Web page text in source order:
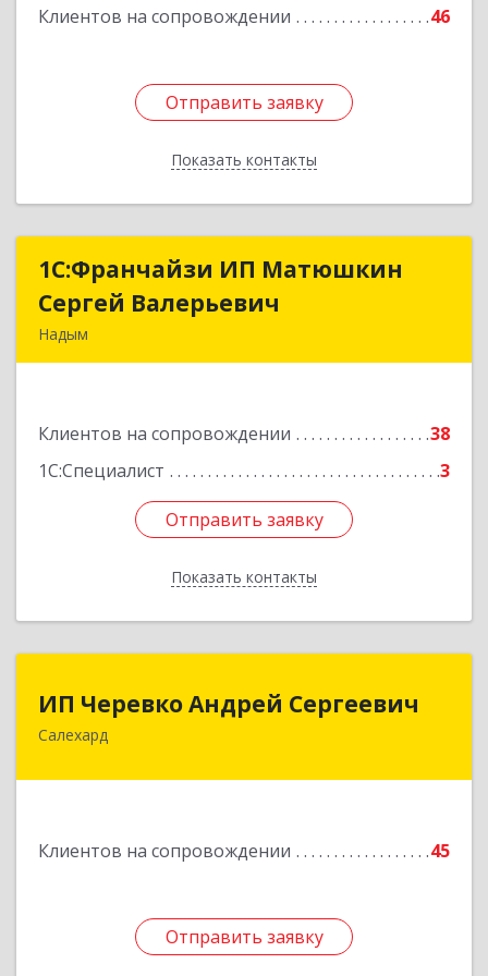
Клиентов на сопровождении 46
Отправить заявку
Показать контакты
Отправить заявку
Назад
1С:Франчайзи ИП Матюшкин
Сергей Валерьевич
Надым
Клиентов на сопровождении
38
1С:Специалист
3
Отправить заявку
Показать контакты
1С:Франчайзи ИП Матюшкин
Сергей Валерьевич
Подробнее
Отправить заявку
Назад
ИП Черевко Андрей Сергеевич
Салехард
Клиентов на сопровождении 45
Отправить заявку
ИП Черевко Андрей Сергеевич
629003, Ямало-Ненецкий АО, Салехард г,
Отправить заявку